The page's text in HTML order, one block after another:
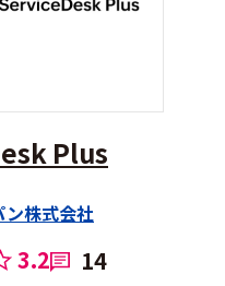
Plus
ン株式会社
3.2 14